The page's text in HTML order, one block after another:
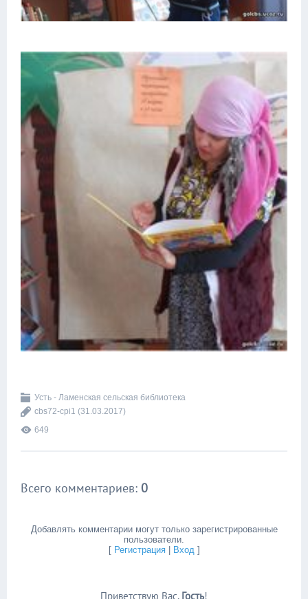
Усть - Ламенская сельская библиотека
cbs72-cpi1 (31.03.2017)
649
Всего комментариев: 0
Добавлять комментарии могут только зарегистрированные
пользователи.
[ Регистрация| Вход]
Приветствую Вас, Гость!